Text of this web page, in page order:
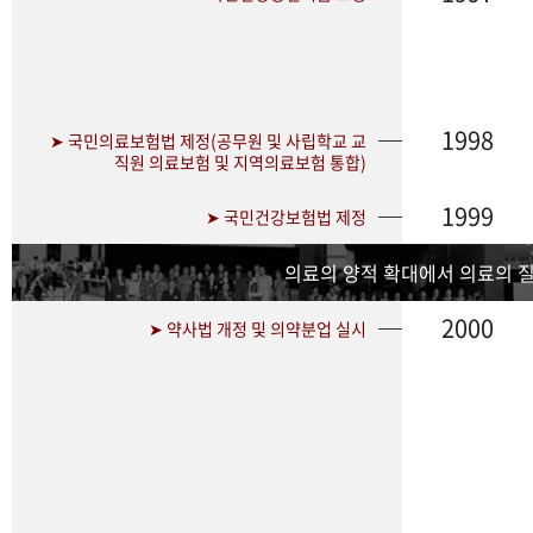
➤ 국민의료보험법 제정(공무원 및 사립학교 교
직원 의료보험 및 지역의료보험 통합)
1998
➤ 국민건강보험법 제정 1999
의료의 양적 확대에서 의료의
➤ 약사법 개정 및 의약분업 실시 2000